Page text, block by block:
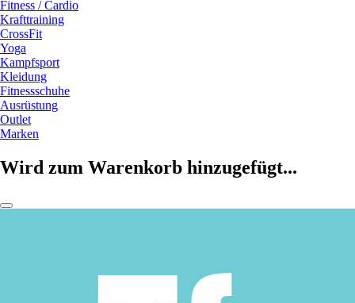
Fitness / Cardio
Krafttraining
CrossFit
Yoga
Kampfsport
Kleidung
Fitnessschuhe
Ausrüstung
Outlet
Marken
Wird zum Warenkorb hinzugefügt...